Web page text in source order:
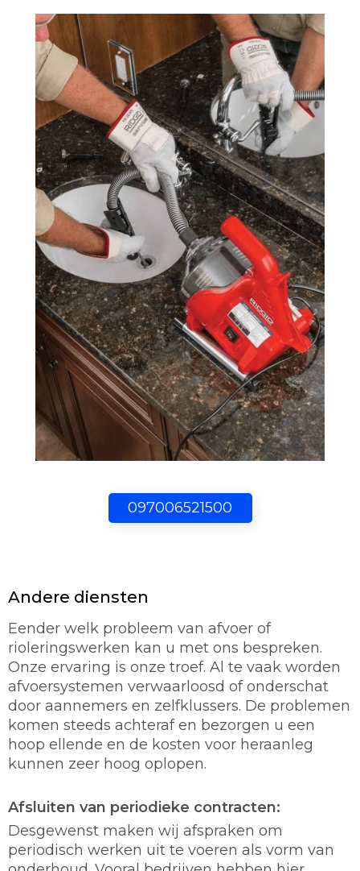
097006521500
Andere diensten
Eender welk probleem van afvoer of
rioleringswerken kan u met ons bespreken.
Onze ervaring is onze troef. Al te vaak worden
afvoersystemen verwaarloosd of onderschat
door aannemers en zelfklussers. De problemen
komen steeds achteraf en bezorgen u een
hoop ellende en de kosten voor heraanleg
kunnen zeer hoog oplopen.
Afsluiten van periodieke contracten:
Desgewenst maken wij afspraken om
periodisch werken uit te voeren als vorm van